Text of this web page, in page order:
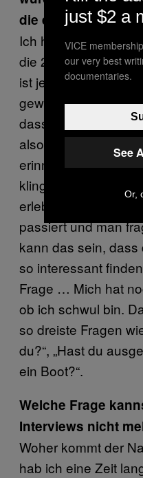
die endlich“?
Ich hab’s mir mal
die 2000 Interviews
ist jede Frage
gewesen. Obwohl
dass ich bei den
also an die kann ich
erinnern. Das
klingt das alles ja
erlebt man das viel
passiert und man
kann das sein,
so interessant
Frage … Mich hat
ob ich schwul bin.
so dreiste Fragen
du?“, „Hast du
ein Boot?“.
Welche Frage
Interviews nicht
Woher kommt der
hab ich eine Zeit
just $2 a
VICE
our very best
documentaries.
See
Or,